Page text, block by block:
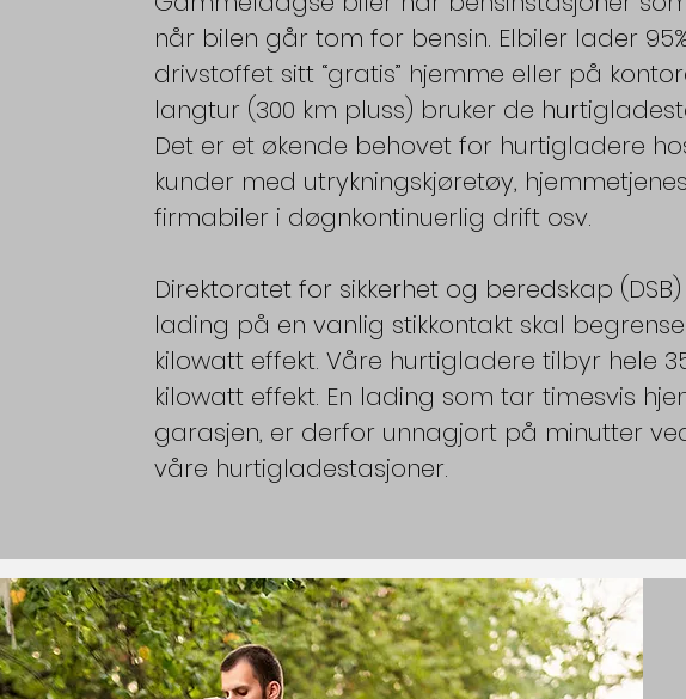
når bilen går tom for bensin. Elbiler lader
drivstoffet sitt “gratis” hjemme eller på
langtur (300 km pluss) bruker de
Det er et økende behovet for hurtigladere
kunder med utrykningskjøretøy,
firmabiler i døgnkontinuerlig drift osv.
Direktoratet for sikkerhet og beredskap
lading på en vanlig stikkontakt skal
kilowatt effekt. Våre hurtigladere tilbyr hele
kilowatt effekt. En lading som tar timesvis
garasjen, er derfor unnagjort på minutter
våre hurtigladestasjoner.